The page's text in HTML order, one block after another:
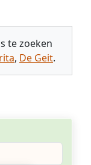
te zoeken
, De Geit.